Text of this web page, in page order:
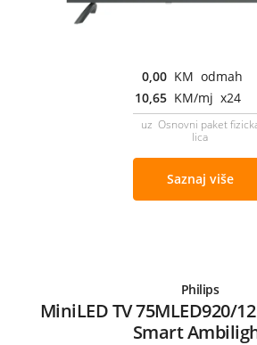
0,00 KM odmah
10,65 KM/mj x24
uz Osnovni paket
lica
Saznaj više
Philips
MiniLED TV 75MLED920/
Smart